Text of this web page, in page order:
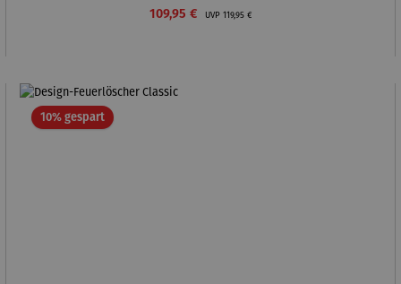
Verkaufspreis:
109,95 € UVP Regulärer Preis:
119,95 €
10% gespartRabatt